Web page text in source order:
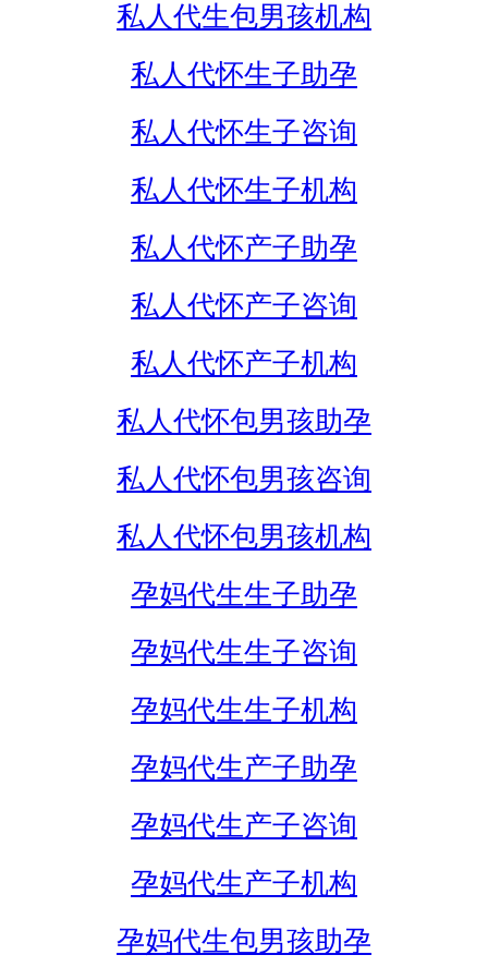
私人代生包男孩机构
私人代怀生子助孕
私人代怀生子咨询
私人代怀生子机构
私人代怀产子助孕
私人代怀产子咨询
私人代怀产子机构
私人代怀包男孩助孕
私人代怀包男孩咨询
私人代怀包男孩机构
孕妈代生生子助孕
孕妈代生生子咨询
孕妈代生生子机构
孕妈代生产子助孕
孕妈代生产子咨询
孕妈代生产子机构
孕妈代生包男孩助孕